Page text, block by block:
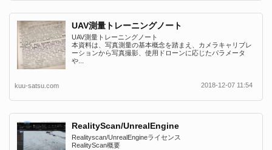
UAV測量トレーニングノート
UAV測量トレーニングノート
本資料は、写真測量の基本概念を踏まえ、カメラキャリブレ
ーションから写真撮影、使用ドローンに応じたパラメータ
や...
kuu-satsu.com 2018-12-07 11:54
RealityScan/UnrealEngine
Realityscan/UnrealEngineライセンス
RealityScan概要